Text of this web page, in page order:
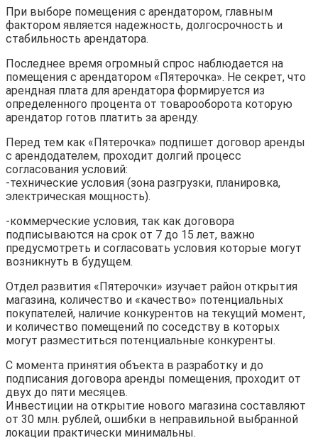
При выборе помещения с арендатором, главным
фактором является надежность, долгосрочность и
стабильность арендатора.
Последнее время огромный спрос наблюдается на
помещения с арендатором «Пятерочка». Не секрет, что
арендная плата для арендатора формируется из
определенного процента от товарооборота которую
арендатор готов платить за аренду.
Перед тем как «Пятерочка» подпишет договор аренды
с арендодателем, проходит долгий процесс
согласования условий:
-технические условия (зона разгрузки, планировка,
электрическая мощность).
-коммерческие условия, так как договора
подписываются на срок от 7 до 15 лет, важно
предусмотреть и согласовать условия которые могут
возникнуть в будущем.
Отдел развития «Пятерочки» изучает район открытия
магазина, количество и «качество» потенциальных
покупателей, наличие конкурентов на текущий момент,
и количество помещений по соседству в которых
могут разместиться потенциальные конкуренты.
С момента принятия объекта в разработку и до
подписания договора аренды помещения, проходит от
двух до пяти месяцев.
Инвестиции на открытие нового магазина составляют
от 30 млн. рублей, ошибки в неправильной выбранной
локации практически минимальны.